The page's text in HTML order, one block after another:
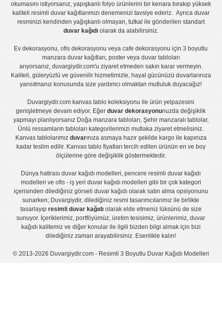
okumasını istiyorsanız, yapışkanlı folyoürünlerini bir kenara bırakıp yüksek
kaliteli resimli duvar kağıtlarımızı denemenizi tavsiye ederiz. Ayrıca duvar
resminizi kendinden yağışkanlı olmayan, tutkal ile gönderilen standart
duvar kağıdıolarak da alabilirsiniz.
Ev dekorasyonu,ofis dekorasyonu veyacafe dekorasyonu için3 boyutlu
manzara duvar kağıtları, posterveya duvar tabloları
arıyorsanız, duvargiydir.com'u ziyaret etmeden sakın karar vermeyin.
Kaliteli, güleryüzlü ve güvenilir hizmetimizle, hayal gücünüzü duvarlarınıza
yansıtmanız konusunda size yardımcı olmaktan mutluluk duyacağız!
Duvargiydir.com kanvas tablo koleksiyonu ile ürün yelpazesini
genişletmeye devam ediyor. Eğerduvar dekorasyonunuzda değişiklik
yapmayı planlıyorsanız Doğa manzara tabloları, Şehir manzaralı tablolar,
Ünlü ressamların tabloları kategorilerimizi mutlaka ziyaret etmelisiniz.
Kanvas tablolarımız duvarınıza asmaya hazır şekilde kargo ile kapınıza
kadar teslim edilir. Kanvas tablo fiyatlarıtercih edilen ürünün en ve boy
ölçülerine göre değişiklik göstermektedir.
Dünya hatirası duvar kağıdı modelleri,pencere resimli duvar kağıdı
modelleri ve ofis - iş yeri duvar kağıdı modelleri gibi bir çok kategori
içerisinden dilediğiniz görseli duvar kağıdı olarak satın alma opsiyonunu
sunarken; Duvargiydir, dilediğiniz resmi tasarımcılarımız ile birlikte
tasarlayıp resimli duvar kağıdıolarak elde etmeniz lüksünü de size
sunuyor. İçeriklerimiz, portföyümüz, üretim tesisimiz, ürünlerimiz, duvar
kağıdı kalitemiz ve diğer konular ile ilgili bizden bilgi almak için bizi
dilediğiniz zaman arayabilirsiniz. Esenlikle kalın!
© 2013-2026 Duvargiydir.com - Resimli 3 Boyutlu Duvar Kağıdı Modelleri